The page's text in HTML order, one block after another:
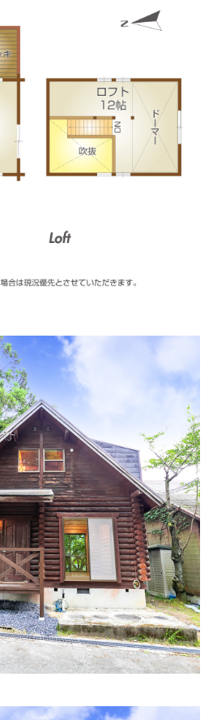
丁目３８５ 光寿会クリニック
クＰＥＴ画像センター
三宅２丁目３６ マップで見る
療センター
３丁目264番地 マップで見る
町５−３ マップで見る
町７５−１ マップで見る
和久６８−１
坂出２５７−８
町網干 マップで見る
３７ 西庵医院 マップで見る
１ マップで見る
モルティひめじ マップで見る
環器内科医院
２丁目１５ マップで見る
３９ マップで見る